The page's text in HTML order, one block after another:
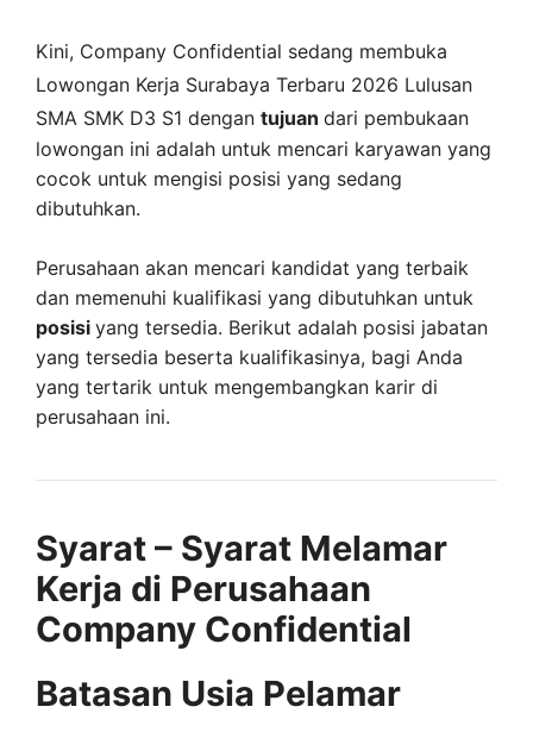
Kini, Company Confidential sedang membuka
Lowongan Kerja Surabaya Terbaru 2026 Lulusan
SMA SMK D3 S1 dengan tujuan dari pembukaan
lowongan ini adalah untuk mencari karyawan yang
cocok untuk mengisi posisi yang sedang
dibutuhkan.
Perusahaan akan mencari kandidat yang terbaik
dan memenuhi kualifikasi yang dibutuhkan untuk
posisi yang tersedia. Berikut adalah posisi jabatan
yang tersedia beserta kualifikasinya, bagi Anda
yang tertarik untuk mengembangkan karir di
perusahaan ini.
Syarat – Syarat Melamar
Kerja di Perusahaan
Company Confidential
Batasan Usia Pelamar